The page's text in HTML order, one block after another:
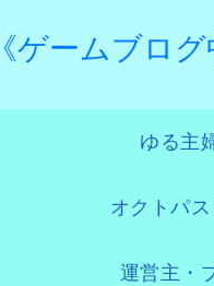
ームブログ
ゆる主
オクトパ
運営主・